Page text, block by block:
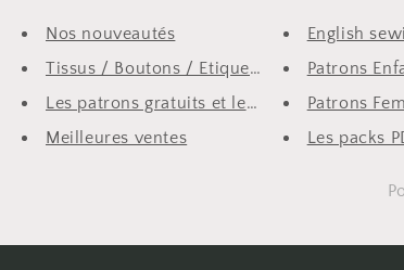
Nos nouveautés
Tissus / Boutons / Etiquettes ...
Les patrons gratuits et les ex...
Meilleures ventes
English
Patrons
Patrons
Les packs